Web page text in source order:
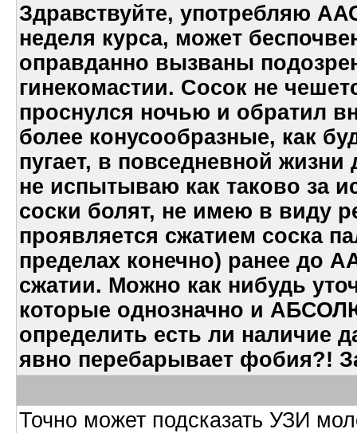
Здравствуйте, употребляю
неделя курса, может
оправданно вызваны
гинекомастии. Сосок не
проснулся ночью и обратил
более конусообразные, как
пугает, в повседневной
не испытываю как таково за
соски болят, не имею в виду
проявляется сжатием соска
пределах конечно) ранее до
сжатии. Можно как нибудь
которые однозначно и
определить есть ли
явно перебарывает фобия?!
Точно может подсказать УЗИ